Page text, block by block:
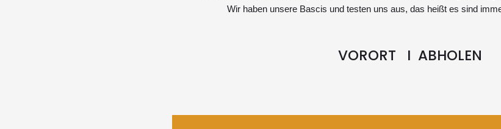
Wir haben unsere Bascis und testen uns aus, das heißt es sind
VORORT I ABHOLEN